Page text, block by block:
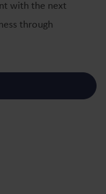
with the next
through